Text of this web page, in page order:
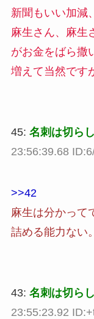
新聞もいい加減
麻生さん、麻生
がお金をばら撒
増えて当然です
45: 名刺は切ら
23:56:39.68
>>42
麻生は分かって
詰める能力ない。
43: 名刺は切ら
23:55:23.92